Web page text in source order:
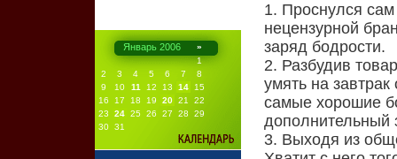
Январь 2006
»
1
2
3 4 5 6 7
8
9
10 11 12 13 14
15
16
17 18 19 20 21
22
23
24 25 26 27 28
29
30 31
1. Проснулся
нецензурной
заряд бодрости.
2. Разбудив
умять на
самые хорошие
дополнительный
3. Выходя из